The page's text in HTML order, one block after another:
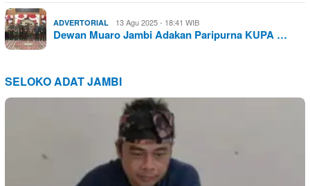
ADVERTORIAL 13 Agu 2025 - 18:41 WIB
Dewan Muaro Jambi Adakan Paripurna KUPA …
SELOKO ADAT JAMBI